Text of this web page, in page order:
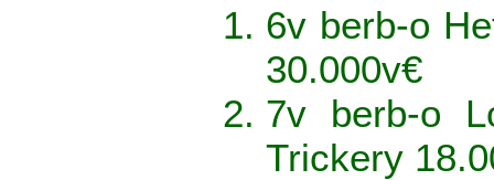
6v berb-o
30.000v€
7v berb-o
Trickery